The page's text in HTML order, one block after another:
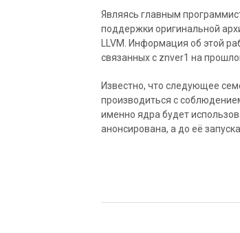
Являясь главным
поддержки оригинальной
LLVM. Информация об этой
связанных с znver1 на
Известно, что следующее
производиться с
именно ядра будет
анонсирована, а до её